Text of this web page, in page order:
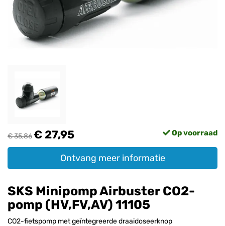
€ 35,86€ 27,95 Op voorraad
Ontvang meer informatie
SKS Minipomp Airbuster CO2-
pomp (HV,FV,AV) 11105
CO2-fietspomp met geïntegreerde draaidoseerknop